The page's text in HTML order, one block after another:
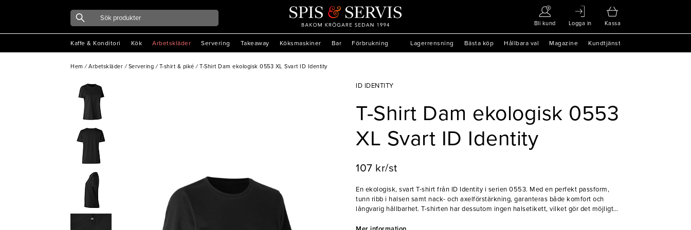
Bli kund Logga in Kassa
Kaffe & Konditori Kök Arbetskläder Servering Takeaway Köksmaskiner Bar Förbrukning Lagerrensning Bästa köp Hållbara val Magazine Kundtjänst
Hem / Arbetskläder / Servering / T-shirt & piké / T-Shirt Dam ekologisk 0553 XL Svart ID Identity
ID IDENTITY
T-Shirt Dam ekologisk 0553
XL Svart ID Identity
107 kr/st
En ekologisk, svart T-shirt från ID Identity i serien 0553. Med en perfekt passform,
tunn ribb i halsen samt nack- och axelförstärkning, garanteras både komfort och
långvarig hållbarhet. T-shirten har dessutom ingen halsetikett, vilket gör det möjligt